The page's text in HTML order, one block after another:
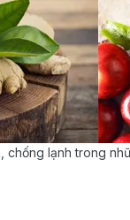
chống lạnh trong